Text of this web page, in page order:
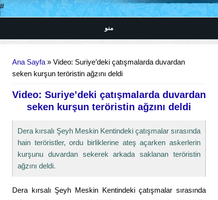
#
منو
Ana Sayfa» Video: Suriye’deki çatışmalarda duvardan
seken kurşun teröristin ağzını deldi
Video: Suriye’deki çatışmalarda duvardan
seken kurşun teröristin ağzını deldi
Dera kırsalı Şeyh Meskin Kentindeki çatışmalar sırasında
hain teröristler, ordu birliklerine ateş açarken askerlerin
kurşunu duvardan sekerek arkada saklanan teröristin
ağzını deldi.
Dera kırsalı Şeyh Meskin Kentindeki çatışmalar sırasında